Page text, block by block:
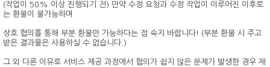
(작업이 50% 이상 진행되기 전) 만약 수정 요청과 수정 작업이 이루어진 이후로
는 환불이 불가능하며
상호 협의를 통해 부분 환불만 가능하다는 점 숙지 바랍니다! (부분 환불 시 주고
받은 결과물은 사용하실 수 없습니다.)
그 외 다른 이유로 서비스 제공 과정에서 협의가 쉽지 않은 문제가 발생한 경우 재